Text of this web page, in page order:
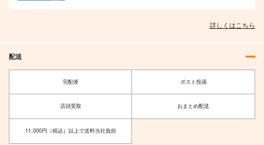
詳しくはこちら
配送
宅配便 ポスト投函
店頭受取 おまとめ配送
11,000円（税込）以上で送料当社負担